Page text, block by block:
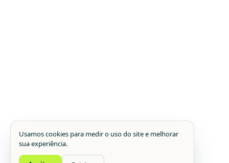
Usamos cookies para medir o uso do site e melhorar
sua experiência.